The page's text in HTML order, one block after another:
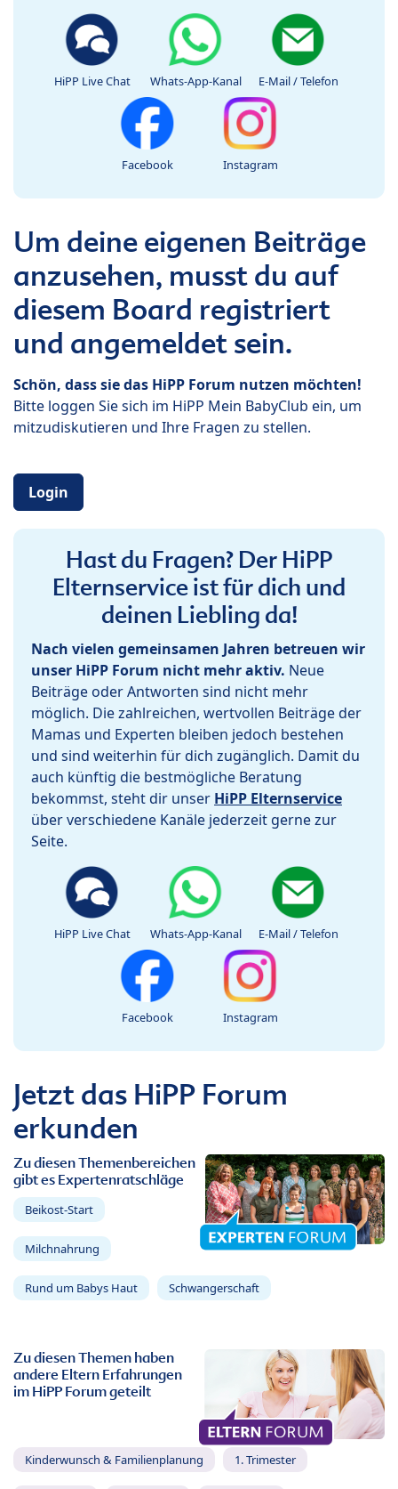
HiPP Live Chat Whats-App-Kanal E-Mail / Telefon
Facebook Instagram
Um deine eigenen Beiträge
anzusehen, musst du auf
diesem Board registriert
und angemeldet sein.
Schön, dass sie das HiPP Forum nutzen möchten!
Bitte loggen Sie sich im HiPP Mein BabyClub ein, um
mitzudiskutieren und Ihre Fragen zu stellen.
Login
Hast du Fragen? Der HiPP
Elternservice ist für dich und
deinen Liebling da!
Nach vielen gemeinsamen Jahren betreuen wir
unser HiPP Forum nicht mehr aktiv. Neue
Beiträge oder Antworten sind nicht mehr
möglich. Die zahlreichen, wertvollen Beiträge der
Mamas und Experten bleiben jedoch bestehen
und sind weiterhin für dich zugänglich. Damit du
auch künftig die bestmögliche Beratung
bekommst, steht dir unser HiPP Elternservice
über verschiedene Kanäle jederzeit gerne zur
Seite.
HiPP Live Chat Whats-App-Kanal E-Mail / Telefon
Facebook Instagram
Jetzt das HiPP Forum
erkunden
Zu diesen Themenbereichen
gibt es Expertenratschläge
Beikost-Start
Milchnahrung
Rund um Babys Haut Schwangerschaft
Zu diesen Themen haben
andere Eltern Erfahrungen
im HiPP Forum geteilt
Kinderwunsch & Familienplanung 1. Trimester